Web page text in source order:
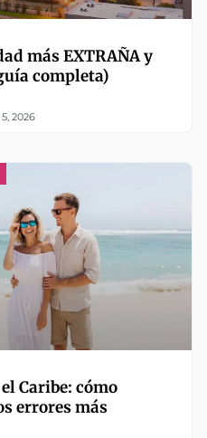
más EXTRAÑA y
completa)
2026
Caribe: cómo
errores más